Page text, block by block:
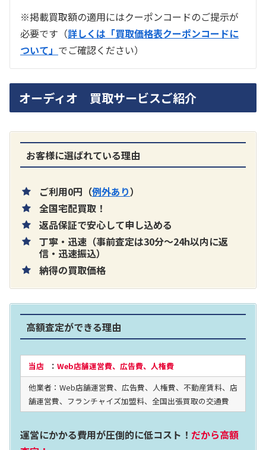
買取価格：お問合せください
SONY
片耳巻き取りイヤホン内蔵ラジオ SRF-
2024年12月更新 オーディオ買取価格
LUXKIT
※掲載買取額の適用にはクーポンコードのご提示が
必要です（詳しくは「買取価格表クーポンコードに
ついて」 でご確認ください）
オーディオ 買取サービスご紹介
お客様に選ばれている理由
ご利用0円（例外あり）
全国宅配買取！
返品保証で安心して申し込める
丁寧・迅速（事前査定は30分～24h以内に返
信・迅速振込）
納得の買取価格
高額査定ができる理由
当店： Web店舗運営費、広告費、人権費
他業者：Web店舗運営費、広告費、人権費、不動産賃料、店
舗運営費、フランチャイズ加盟料、全国出張買取の交通費
運営にかかる費用が圧倒的に低コスト！ だから高額